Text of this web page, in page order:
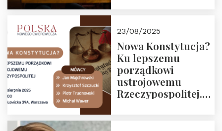
23/08/2025
Nowa Konstytucja?
Ku lepszemu
porządkowi
ustrojowemu
Rzeczypospolitej.